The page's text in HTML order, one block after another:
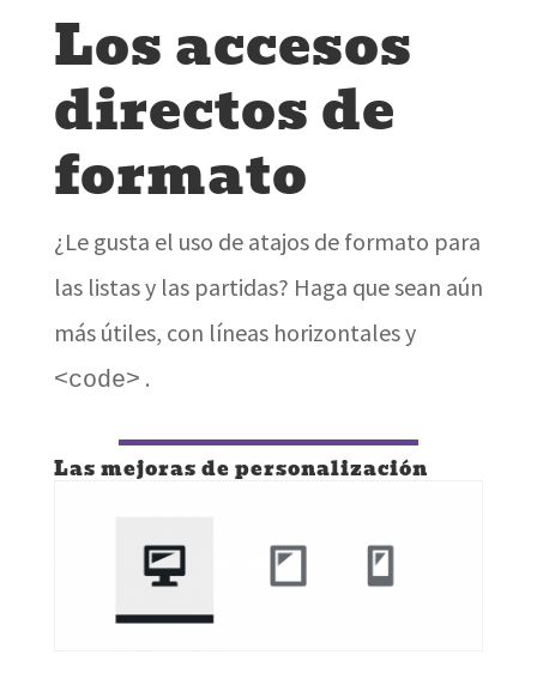
Los accesos
directos de
formato
¿Le gusta el uso de atajos de formato para
las listas y las partidas? Haga que sean aún
más útiles, con líneas horizontales y
<code> .
Las mejoras de personalización